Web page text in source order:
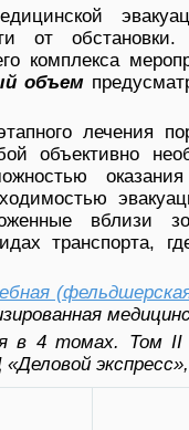
от
комплекса
объем
лечения
объективно
транспорта,
в 4 томах. Том
экспресс»,